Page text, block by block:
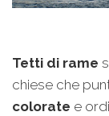
Tetti di rame
chiese che
colorate e